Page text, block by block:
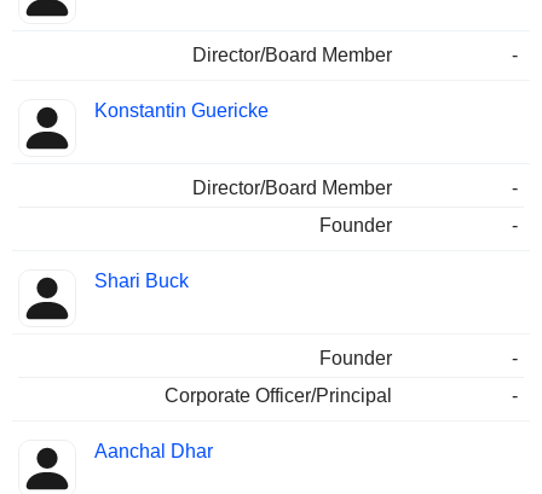
Director/Board Member -
Konstantin Guericke
Director/Board Member
-
Founder
-
Shari Buck
Founder
-
Corporate Officer/Principal
-
Aanchal Dhar